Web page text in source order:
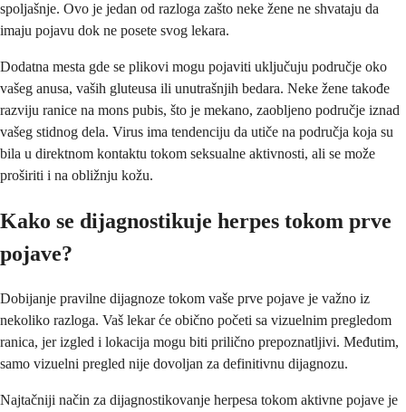
spoljašnje. Ovo je jedan od razloga zašto neke žene ne shvataju da
imaju pojavu dok ne posete svog lekara.
Dodatna mesta gde se plikovi mogu pojaviti uključuju područje oko
vašeg anusa, vaših gluteusa ili unutrašnjih bedara. Neke žene takođe
razviju ranice na mons pubis, što je mekano, zaobljeno područje iznad
vašeg stidnog dela. Virus ima tendenciju da utiče na područja koja su
bila u direktnom kontaktu tokom seksualne aktivnosti, ali se može
proširiti i na obližnju kožu.
Kako se dijagnostikuje herpes tokom prve
pojave?
Dobijanje pravilne dijagnoze tokom vaše prve pojave je važno iz
nekoliko razloga. Vaš lekar će obično početi sa vizuelnim pregledom
ranica, jer izgled i lokacija mogu biti prilično prepoznatljivi. Međutim,
samo vizuelni pregled nije dovoljan za definitivnu dijagnozu.
Najtačniji način za dijagnostikovanje herpesa tokom aktivne pojave je